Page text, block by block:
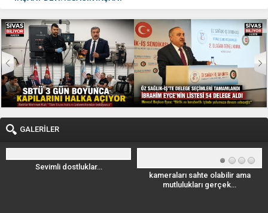
GÜVEN VE KALİTENİN ADI OLDU
GALERİLER
Sevimli dostluklar…
kameraları sahte olabilir ama
mutlulukları gerçek…